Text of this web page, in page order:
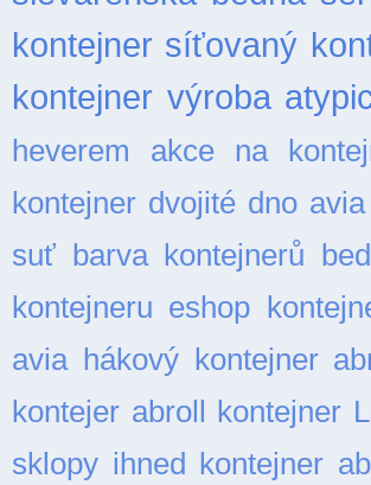
kontejner síťovaný
kontejner výroba
heverem
akce na
kontejner dvojité dno
suť barva kontejnerů
kontejneru eshop
avia hákový kontejner
kontejer abroll kontejner
sklopy ihned kontejner